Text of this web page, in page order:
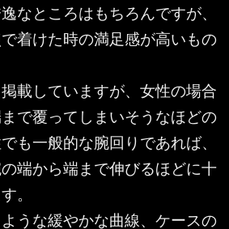
なところはもちろんですが、
着けた時の満足感が高いもの
載していますが、女性の場合
で覆ってしまいそうなほどの
も一般的な腕回りであれば、
端から端まで伸びるほどに十
。
うな緩やかな曲線、ケースの